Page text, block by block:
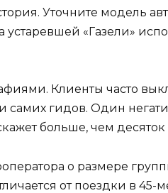
Уточните модель
устаревшей «Газели»
Клиенты часто
самих гидов. Один
больше, чем десяток
о размере
от поездки в 45-